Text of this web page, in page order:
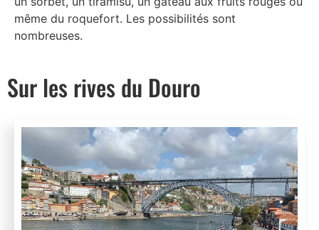
même du roquefort. Les possibilités sont
nombreuses.
Sur les rives du Douro